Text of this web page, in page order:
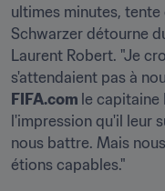
ultimes minutes,
Schwarzer détourne
Laurent Robert. "Je
FIFA.com ​le capitaine
l'impression qu'il leur
nous battre. Mais
étions capables."